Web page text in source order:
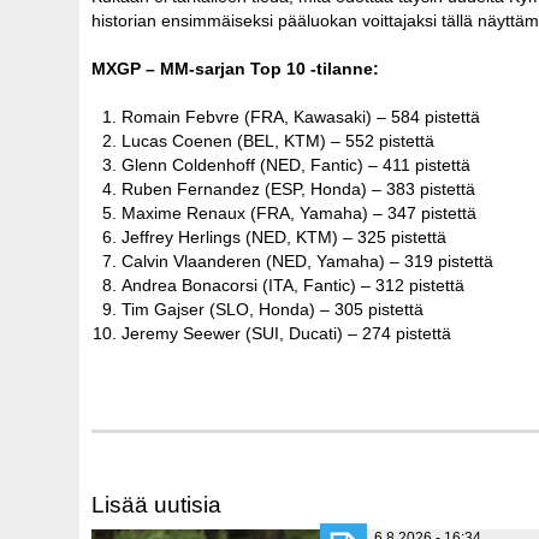
historian ensimmäiseksi pääluokan voittajaksi tällä
MXGP – MM-sarjan Top 10 -tilanne:
Romain Febvre (FRA, Kawasaki) – 584 pistettä
Lucas Coenen (BEL, KTM) – 552 pistettä
Glenn Coldenhoff (NED, Fantic) – 411 pistettä
Ruben Fernandez (ESP, Honda) – 383 pistettä
Maxime Renaux (FRA, Yamaha) – 347 pistettä
Jeffrey Herlings (NED, KTM) – 325 pistettä
Calvin Vlaanderen (NED, Yamaha) – 319 pistettä
Andrea Bonacorsi (ITA, Fantic) – 312 pistettä
Tim Gajser (SLO, Honda) – 305 pistettä
Jeremy Seewer (SUI, Ducati) – 274 pistettä
Lisää uutisia